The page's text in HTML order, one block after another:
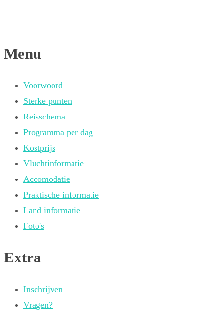
Menu
Voorwoord
Sterke punten
Reisschema
Programma per dag
Kostprijs
Vluchtinformatie
Accomodatie
Praktische informatie
Land informatie
Foto's
Extra
Inschrijven
Vragen?